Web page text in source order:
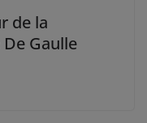
de la
Gaulle